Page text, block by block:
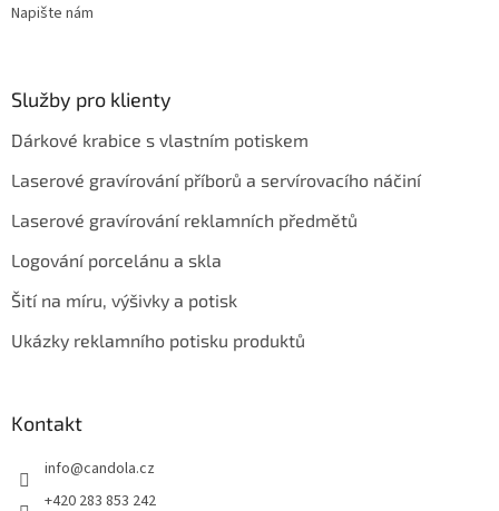
Napište nám
Služby pro klienty
Dárkové krabice s vlastním potiskem
Laserové gravírování příborů a servírovacího náčiní
Laserové gravírování reklamních předmětů
Logování porcelánu a skla
Šití na míru, výšivky a potisk
Ukázky reklamního potisku produktů
Kontakt
info@candola.cz
+420 283 853 242